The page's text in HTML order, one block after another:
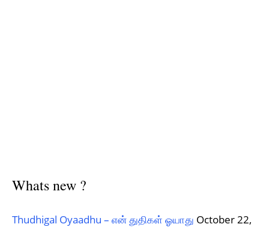
Whats new ?
Thudhigal Oyaadhu – என் துதிகள் ஓயாது October 22,